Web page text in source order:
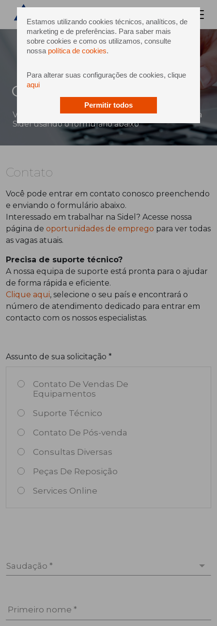
Estamos utilizando cookies técnicos, analíticos, de
marketing e de preferências. Para saber mais
sobre cookies e como os utilizamos, consulte
nossa política de cookies.
Para alterar suas configurações de cookies, clique
aqui
Permitir todos
Contato
Você pode enviar uma mensagem diretamente à
Sidel usando o formulário abaixo
Contato
Você pode entrar em contato conosco preenchendo
e enviando o formulário abaixo.
Interessado em trabalhar na Sidel? Acesse nossa
página de oportunidades de emprego para ver todas
as vagas atuais.
Precisa de suporte técnico?
A nossa equipa de suporte está pronta para o ajudar
de forma rápida e eficiente.
Clique aqui, selecione o seu país e encontrará o
número de atendimento dedicado para entrar em
contacto com os nossos especialistas.
Assunto de sua solicitação *
Contato De Vendas De
Equipamentos
Suporte Técnico
Contato De Pós-venda
Consultas Diversas
Peças De Reposição
Services Online
Saudação *
Primeiro nome *